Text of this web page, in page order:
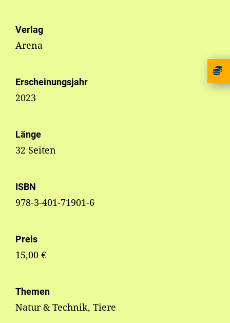
Verlag
Arena
Erscheinungsjahr
2023
Länge
32 Seiten
ISBN
978-3-401-71901-6
Preis
15,00 €
Themen
Natur & Technik, Tiere